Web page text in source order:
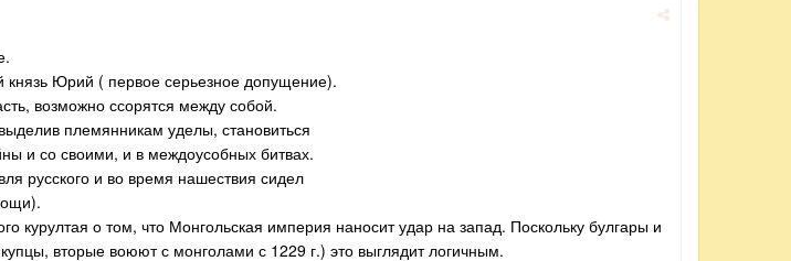
князь Юрий ( первое серьезное допущение).
возможно ссорятся между собой.
племянникам уделы, становиться
и со своими, и в междоусобных битвах.
русского и во время нашествия сидел
курултая о том, что Монгольская империя наносит удар на запад. Поскольку булгары и
вторые воюют с монголами с 1229 г.) это выглядит логичным.